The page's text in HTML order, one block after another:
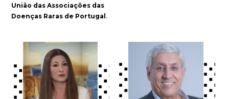
União das Associações das
Doenças Raras de Portugal.